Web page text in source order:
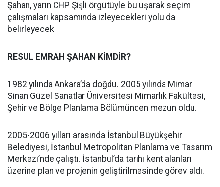
Şahan, yarın CHP Şişli örgütüyle buluşarak seçim
çalışmaları kapsamında izleyecekleri yolu da
belirleyecek.
RESUL EMRAH ŞAHAN KİMDİR?
1982 yılında Ankara’da doğdu. 2005 yılında Mimar
Sinan Güzel Sanatlar Üniversitesi Mimarlık Fakültesi,
Şehir ve Bölge Planlama Bölümünden mezun oldu.
2005-2006 yılları arasında İstanbul Büyükşehir
Belediyesi, İstanbul Metropolitan Planlama ve Tasarım
Merkezi’nde çalıştı. İstanbul’da tarihi kent alanları
üzerine plan ve projenin geliştirilmesinde görev aldı.